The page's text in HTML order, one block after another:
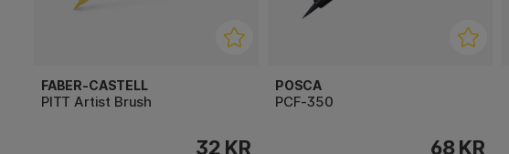
FABER-CASTELL
PITT Artist Brush
32 KR
POSCA
PCF-350
68 KR